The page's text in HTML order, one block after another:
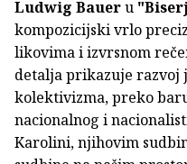
Ludwig Baueru
kompozicijski vrlo
likovima i izvrsnom
detalja prikazuje razvoj
kolektivizma, preko
nacionalnog i
Karolini, njihovim